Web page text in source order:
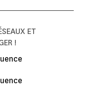
ET
!